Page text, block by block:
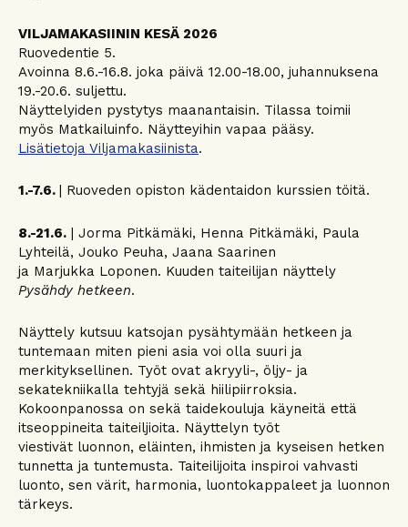
VILJAMAKASIININ KESÄ 2026
Ruovedentie 5.
Avoinna 8.6.-16.8. joka päivä 12.00-18.00, juhannuksena
19.-20.6. suljettu.
Näyttelyiden pystytys maanantaisin. Tilassa toimii
myös Matkailuinfo. Näytteyihin vapaa pääsy.
Lisätietoja Viljamakasiinista.
1.-7.6. | Ruoveden opiston kädentaidon kurssien töitä.
8.-21.6. | Jorma Pitkämäki, Henna Pitkämäki, Paula
Lyhteilä, Jouko Peuha, Jaana Saarinen
ja Marjukka Loponen. Kuuden taiteilijan näyttely
Pysähdy hetkeen.
Näyttely kutsuu katsojan pysähtymään hetkeen ja
tuntemaan miten pieni asia voi olla suuri ja
merkityksellinen. Työt ovat akryyli-, öljy- ja
sekatekniikalla tehtyjä sekä hiilipiirroksia.
Kokoonpanossa on sekä taidekouluja käyneitä että
itseoppineita taiteiljioita. Näyttelyn työt
viestivät luonnon, eläinten, ihmisten ja kyseisen hetken
tunnetta ja tuntemusta. Taiteilijoita inspiroi vahvasti
luonto, sen värit, harmonia, luontokappaleet ja luonnon
tärkeys.